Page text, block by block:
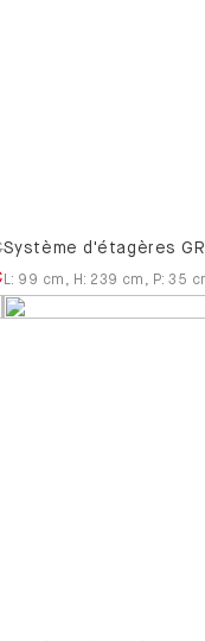
Système d'étagères
L : 99 cm H: 239 cm P:35